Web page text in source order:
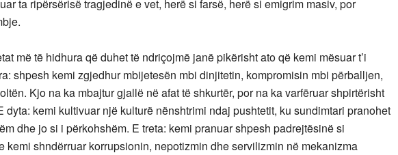
ta ripërsërisë tragjedinë e vet, herë si farsë, herë si emigrim masiv, por
më të hidhura që duhet të ndriçojmë janë pikërisht ato që kemi mësuar t’i
shpesh kemi zgjedhur mbijetesën mbi dinjitetin, kompromisin mbi përballjen,
Kjo na ka mbajtur gjallë në afat të shkurtër, por na ka varfëruar shpirtërisht
dyta: kemi kultivuar një kulturë nënshtrimi ndaj pushtetit, ku sundimtari pranohet
dhe jo si i përkohshëm. E treta: kemi pranuar shpesh padrejtësinë si
kemi shndërruar korrupsionin, nepotizmin dhe servilizmin në mekanizma